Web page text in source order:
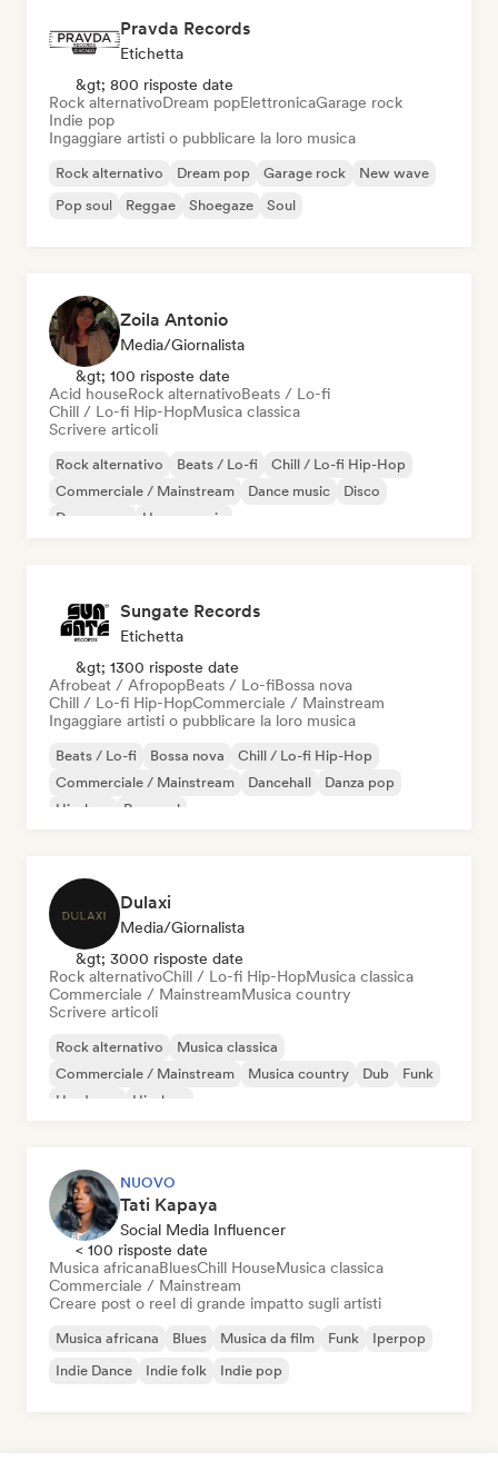
Pravda Records
Etichetta
&gt; 800 risposte date
Rock alternativoDream popElettronicaGarage rock
Indie pop
Ingaggiare artisti o pubblicare la loro musica
Rock alternativo Dream pop Garage rock
New wave
Pop soul
Reggae Shoegaze Soul
Zoila Antonio
Media/Giornalista
&gt; 100 risposte date
Acid houseRock alternativoBeats / Lo-fi
Chill / Lo-fi Hip-HopMusica classica
Scrivere articoli
Rock alternativo Beats / Lo-fi
Chill / Lo-fi Hip-Hop
Commerciale / Mainstream
Dance music
Disco
Dream pop
House music
Sungate Records
Etichetta
&gt; 1300 risposte date
Afrobeat / AfropopBeats / Lo-fiBossa nova
Chill / Lo-fi Hip-HopCommerciale / Mainstream
Ingaggiare artisti o pubblicare la loro musica
Beats / Lo-fi Bossa nova
Chill / Lo-fi Hip-Hop
Commerciale / Mainstream
Dancehall
Danza pop
Hip-hop
Pop soul
Dulaxi
Media/Giornalista
&gt; 3000 risposte date
Rock alternativoChill / Lo-fi Hip-HopMusica classica
Commerciale / MainstreamMusica country
Scrivere articoli
Rock alternativo
Musica classica
Commerciale / Mainstream
Musica country Dub
Funk
Hardcore
Hip-hop
NUOVO
Tati Kapaya
Social Media Influencer
< 100 risposte date
Musica africanaBluesChill HouseMusica classica
Commerciale / Mainstream
Creare post o reel di grande impatto sugli artisti
Musica africana Blues Musica da film Funk
Iperpop
Indie Dance
Indie folk Indie pop